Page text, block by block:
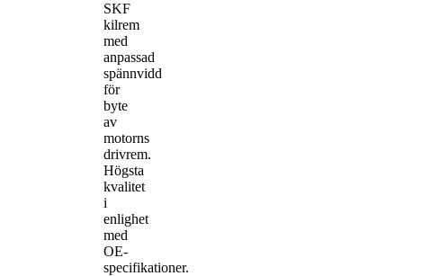
SKF
kilrem
med
anpassad
spännvidd
för
byte
av
motorns
drivrem.
Högsta
kvalitet
i
enlighet
med
OE-
specifikationer.